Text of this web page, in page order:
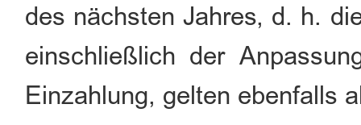
des nächsten Jahres, d. h.
einschließlich der
Einzahlung, gelten ebenfalls